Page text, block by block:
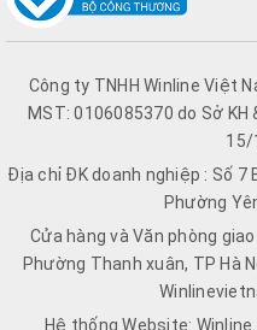
Công ty TNHH Winline Việt
MST: 0106085370 do Sở
15/
Địa chỉ ĐK doanh nghiệp : Số 7
Phường
Cửa hàng và Văn phòng
Phường Thanh xuân, TP Hà
Hệ thống Website: